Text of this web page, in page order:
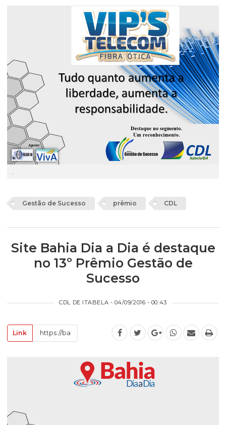
Gestão de Sucesso prêmio CDL
Site Bahia Dia a Dia é destaque
no 13º Prêmio Gestão de
Sucesso
CDL DE ITABELA - 04/09/2016 - 00:43
Link